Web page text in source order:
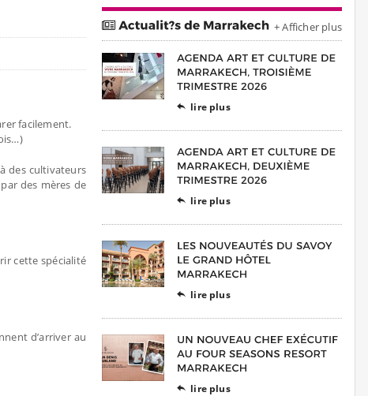
facilement.
des cultivateurs
des mères de
cette spécialité
d’arriver au
+ Afficher plus
 lire plus
 lire plus
 lire plus
 lire plus